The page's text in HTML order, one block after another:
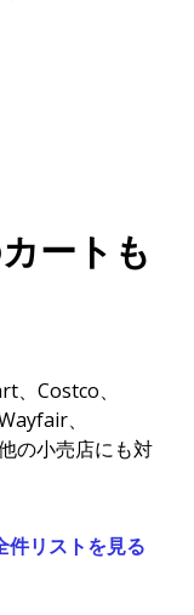
ートも
Costco、
、
の小売店にも対
リストを見る